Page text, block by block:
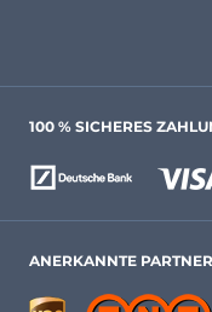
100 % SICHERES
ANERKANNTE PARTNER